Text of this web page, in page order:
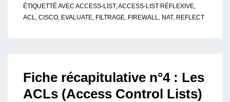
ÉTIQUETTÉ AVEC ACCESS-LIST,ACCESS-LIST RÉFLEXIVE,
ACL, CISCO, EVALUATE, FILTRAGE, FIREWALL, NAT, REFLECT
Fiche récapitulative n°4 : Les
ACLs (Access Control Lists)